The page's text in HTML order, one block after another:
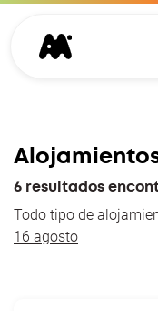
6 resultados
Todo tipo de
16 agosto